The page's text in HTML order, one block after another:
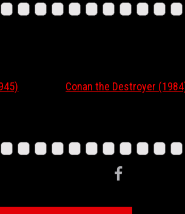
Conan the Destroyer (1984)